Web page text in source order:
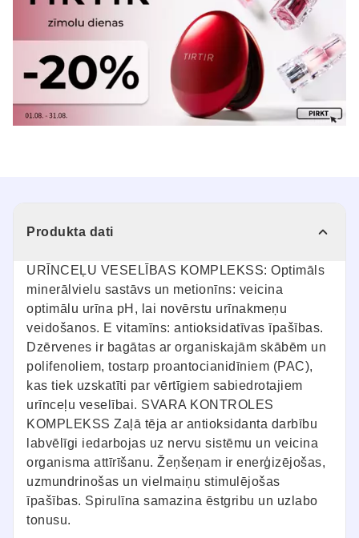
Produkta dati
URĪNCEĻU VESELĪBAS KOMPLEKSS: Optimāls
minerālvielu sastāvs un metionīns: veicina
optimālu urīna pH, lai novērstu urīnakmeņu
veidošanos. E vitamīns: antioksidatīvas īpašības.
Dzērvenes ir bagātas ar organiskajām skābēm un
polifenoliem, tostarp proantocianidīniem (PAC),
kas tiek uzskatīti par vērtīgiem sabiedrotajiem
urīnceļu veselībai. SVARA KONTROLES
KOMPLEKSS Zaļā tēja ar antioksidanta darbību
labvēlīgi iedarbojas uz nervu sistēmu un veicina
organisma attīrīšanu. Žeņšeņam ir enerģizējošas,
uzmundrinošas un vielmaiņu stimulējošas
īpašības. Spirulīna samazina ēstgribu un uzlabo
tonusu.